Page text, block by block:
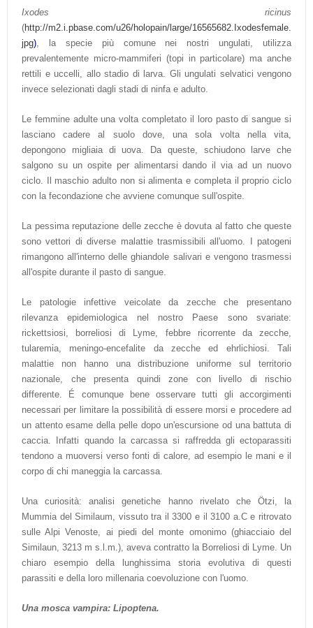
Ixodes ricinus
(http://m2.i.pbase.com/u26/holopain/large/16565682.Ixodesfemale.
jpg) , la specie più comune nei nostri ungulati, utilizza
prevalentemente micro-mammiferi (topi in particolare) ma anche
rettili e uccelli, allo stadio di larva. Gli ungulati selvatici vengono
invece selezionati dagli stadi di ninfa e adulto.
Le femmine adulte una volta completato il loro pasto di sangue si
lasciano cadere al suolo dove, una sola volta nella vita,
depongono migliaia di uova. Da queste, schiudono larve che
salgono su un ospite per alimentarsi dando il via ad un nuovo
ciclo. Il maschio adulto non si alimenta e completa il proprio ciclo
con la fecondazione che avviene comunque sull'ospite.
La pessima reputazione delle zecche è dovuta al fatto che queste
sono vettori di diverse malattie trasmissibili all'uomo. I patogeni
rimangono all'interno delle ghiandole salivari e vengono trasmessi
all'ospite durante il pasto di sangue.
Le patologie infettive veicolate da zecche che presentano
rilevanza epidemiologica nel nostro Paese sono svariate:
rickettsiosi, borreliosi di Lyme, febbre ricorrente da zecche,
tularemia, meningo-encefalite da zecche ed ehrlichiosi. Tali
malattie non hanno una distribuzione uniforme sul territorio
nazionale, che presenta quindi zone con livello di rischio
differente. É comunque bene osservare tutti gli accorgimenti
necessari per limitare la possibilità di essere morsi e procedere ad
un attento esame della pelle dopo un'escursione od una battuta di
caccia. Infatti quando la carcassa si raffredda gli ectoparassiti
tendono a muoversi verso fonti di calore, ad esempio le mani e il
corpo di chi maneggia la carcassa.
Una curiosità: analisi genetiche hanno rivelato che Ötzi, la
Mummia del Similaum, vissuto tra il 3300 e il 3100 a.C e ritrovato
sulle Alpi Venoste, ai piedi del monte omonimo (ghiacciaio del
Similaun, 3213 m s.l.m.), aveva contratto la Borreliosi di Lyme. Un
chiaro esempio della lunghissima storia evolutiva di questi
parassiti e della loro millenaria coevoluzione con l'uomo.
Una mosca vampira: Lipoptena.